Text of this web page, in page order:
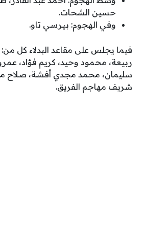
حسين الشحات.
وفي الهجوم: بيرسي تاو.
فيما يجلس على مقاعد البدلاء كل
ربيعة، محمود وحيد، كريم فؤاد،
سليمان، محمد مجدي أفشة،
شريف مهاجم الفريق.